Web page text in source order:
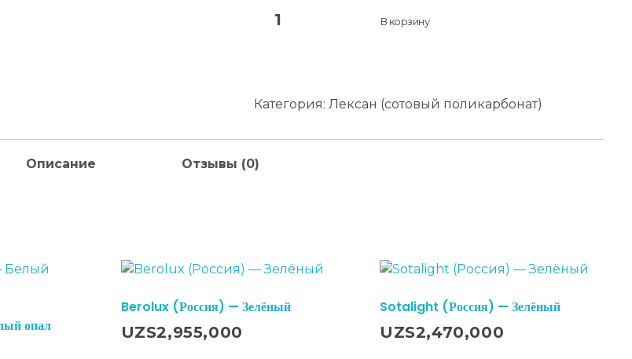
В корзину
Категория:Лексан (сотовый поликарбонат)
Описание Отзывы (0)
опал
Berolux (Россия) — Зелёный
UZS2,955,000
В Корзину
Sotalight (Россия) — Зелёный
UZS2,470,000